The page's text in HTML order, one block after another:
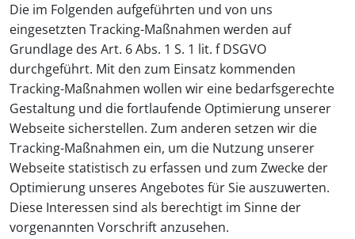
Die im Folgenden aufgeführten und von uns
eingesetzten Tracking-Maßnahmen werden auf
Grundlage des Art. 6 Abs. 1 S. 1 lit. f DSGVO
durchgeführt. Mit den zum Einsatz kommenden
Tracking-Maßnahmen wollen wir eine bedarfsgerechte
Gestaltung und die fortlaufende Optimierung unserer
Webseite sicherstellen. Zum anderen setzen wir die
Tracking-Maßnahmen ein, um die Nutzung unserer
Webseite statistisch zu erfassen und zum Zwecke der
Optimierung unseres Angebotes für Sie auszuwerten.
Diese Interessen sind als berechtigt im Sinne der
vorgenannten Vorschrift anzusehen.